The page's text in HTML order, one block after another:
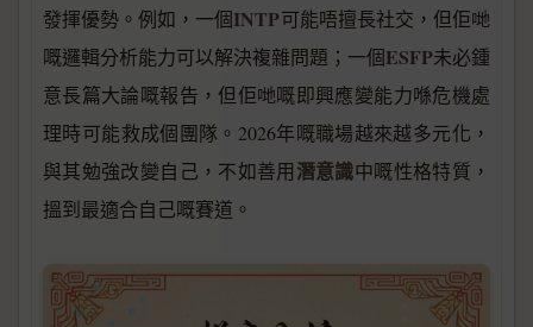
發揮優勢。例如，一個INTP可能唔擅長社交，但佢哋
嘅邏輯分析能力可以解決複雜問題；一個ESFP未必鍾
意長篇大論嘅報告，但佢哋嘅即興應變能力喺危機處
理時可能救成個團隊。2026年嘅職場越來越多元化，
與其勉強改變自己，不如善用潛意識中嘅性格特質，
搵到最適合自己嘅賽道。